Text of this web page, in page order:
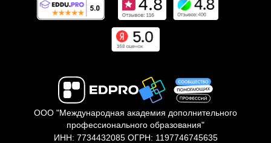
ООО "Международная академия дополнительного
профессионального образования"
ИНН: 7734432085 ОГРН: 1197746745635